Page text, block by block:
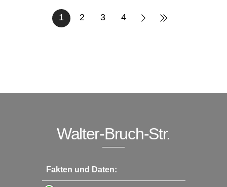
1 2 3 4
Walter-Bruch-Str.
Fakten und Daten: